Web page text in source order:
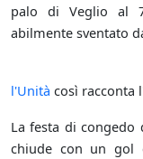
palo di Veglio al
abilmente sventato
l'Unità così racconta
La festa di congedo
chiude con un gol